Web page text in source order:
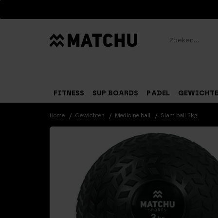
FITNESS SUP BOARDS PADEL
Home Gewichten Medicine ball Slam ball 3kg